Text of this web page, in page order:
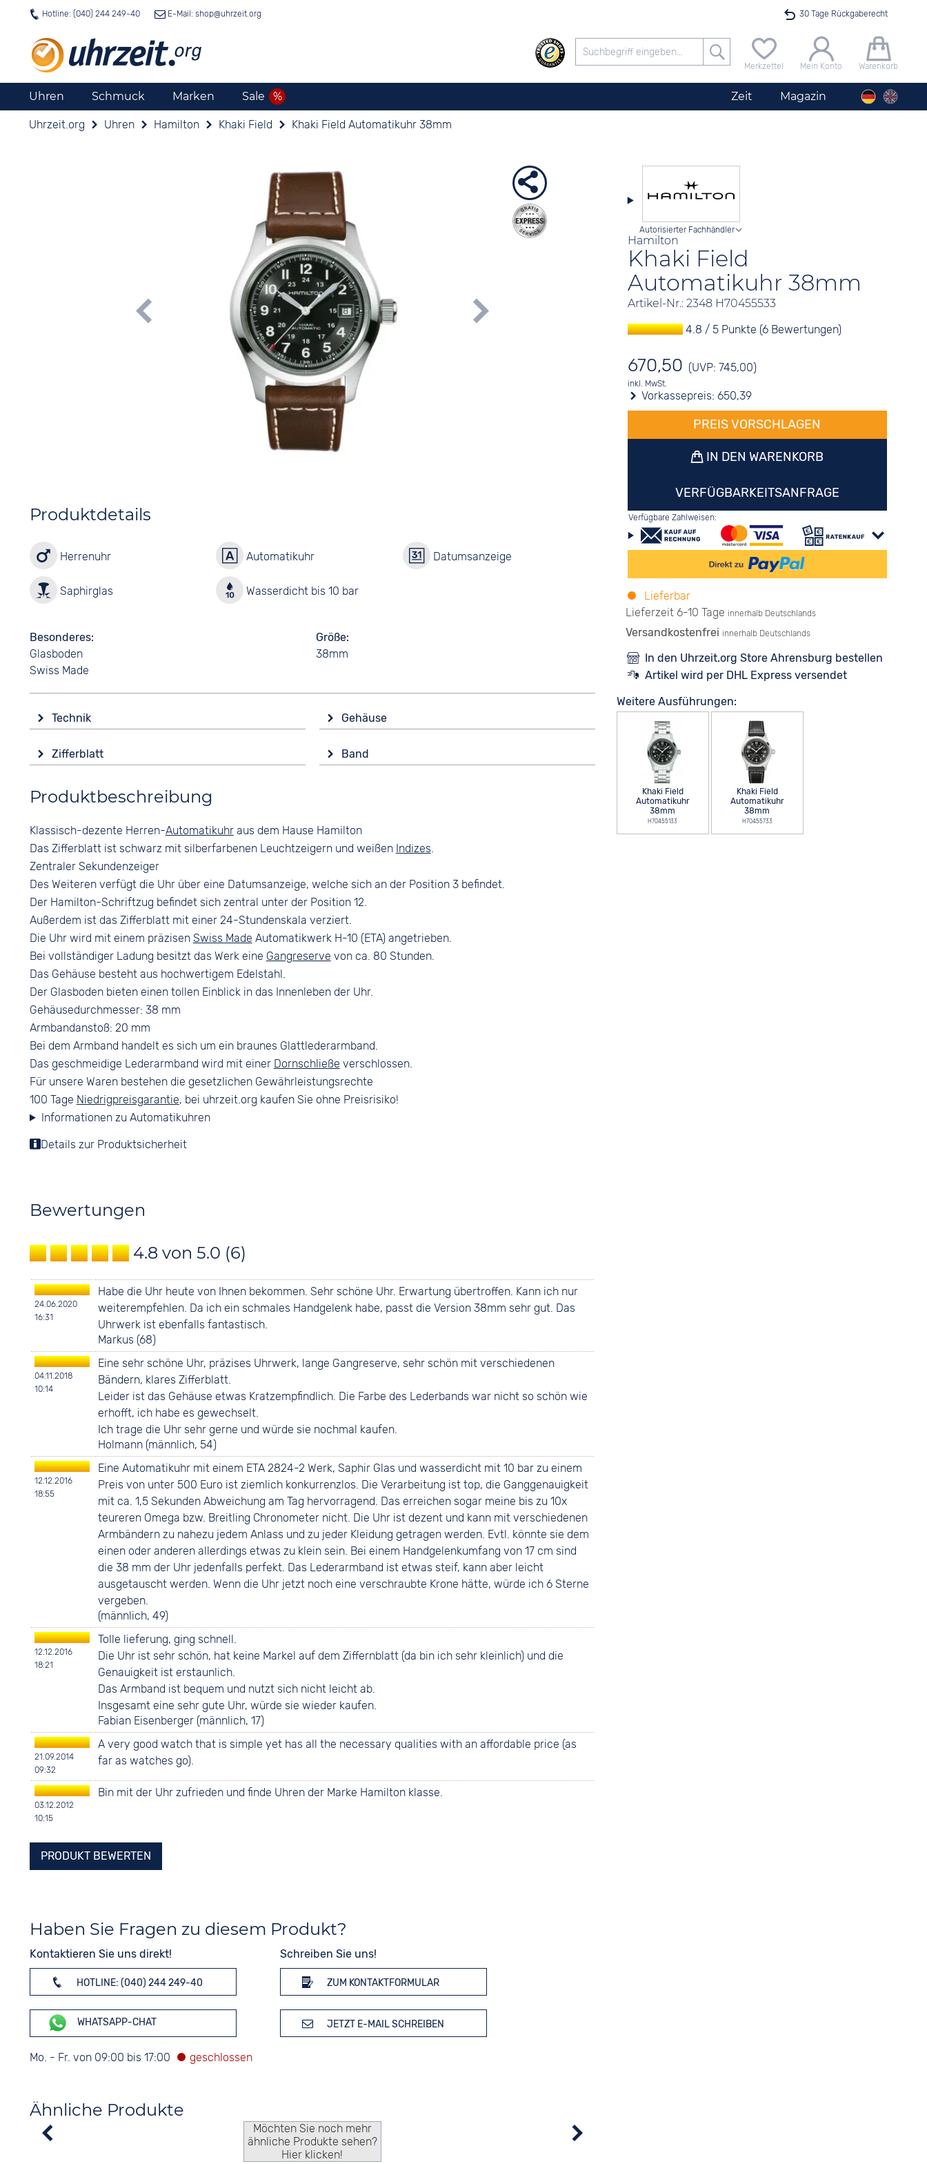
Hotline: (040) 244 249-40 E-Mail: shop@uhrzeit.org 30 Tage Rückgaberecht
Versandkostenfrei ab 40 €
24h Expresslieferung
100 Tage Niedrigpreisgarantie
Merkzettel Mein Konto Warenkorb
Uhren Schmuck Marken Sale Zeit Magazin
Uhrzeit.org Uhren Hamilton Khaki Field Khaki Field Automatikuhr 38mm
Hamilton
Khaki Field
Automatikuhr 38mm
Artikel-Nr.: 2348 H70455533
Autorisierter Fachhändler
4.8 / 5 Punkte (6 Bewertungen)
670,50 (UVP: 745,00)
inkl. MwSt.
Vorkassepreis: 650,39
PREIS VORSCHLAGEN
IN DEN WARENKORB
VERFÜGBARKEITSANFRAGE
Verfügbare Zahlweisen:
Lieferbar
Lieferzeit 6-10 Tage innerhalb Deutschlands
Versandkostenfrei innerhalb Deutschlands
In den Uhrzeit.org Store Ahrensburg bestellen
Artikel wird per DHL Express versendet
Weitere Ausführungen:
Khaki Field
Automatikuhr
38mm
H70455133
Khaki Field
Automatikuhr
38mm
H70455733
Produktdetails
Herrenuhr Automatikuhr Datumsanzeige
Saphirglas Wasserdicht bis 10 bar
Besonderes
Glasboden
Swiss Made
Größe
38mm
Technik
Automatik
Datumsanzeige
Wasserdicht
Gehäuse
Saphirglas
Material
Edelstahl
Silber
Zifferblatt
Analog
Schwarz
Ziffern
Arabisch
Band
Glattleder
Dornschließe
Produktbeschreibung
Klassisch-dezente Herren-Automatikuhraus dem Hause Hamilton
Das Zifferblatt ist schwarz mit silberfarbenen Leuchtzeigern und weißen Indizes.
Zentraler Sekundenzeiger
Des Weiteren verfügt die Uhr über eine Datumsanzeige, welche sich an der Position 3 befindet.
Der Hamilton-Schriftzug befindet sich zentral unter der Position 12.
Außerdem ist das Zifferblatt mit einer 24-Stundenskala verziert.
Die Uhr wird mit einem präzisen Swiss Made Automatikwerk H-10 (ETA) angetrieben.
Bei vollständiger Ladung besitzt das Werk eine Gangreserve von ca. 80 Stunden.
Das Gehäuse besteht aus hochwertigem Edelstahl.
Der Glasboden bieten einen tollen Einblick in das Innenleben der Uhr.
Gehäusedurchmesser: 38 mm
Armbandanstoß: 20 mm
Bei dem Armband handelt es sich um ein braunes Glattlederarmband.
Das geschmeidige Lederarmband wird mit einer Dornschließe verschlossen.
Für unsere Waren bestehen die gesetzlichen Gewährleistungsrechte
100 Tage Niedrigpreisgarantie, bei uhrzeit.org kaufen Sie ohne Preisrisiko!
Informationen zu Automatikuhren
Details zur Produktsicherheit
Bewertungen
4.8 von 5.0 (6)
24.06.2020
16:31
Habe die Uhr heute von Ihnen bekommen. Sehr schöne Uhr. Erwartung übertroffen. Kann ich nur
weiterempfehlen. Da ich ein schmales Handgelenk habe, passt die Version 38mm sehr gut. Das
Uhrwerk ist ebenfalls fantastisch.
Markus (68)
04.11.2018
10:14
Eine sehr schöne Uhr, präzises Uhrwerk, lange Gangreserve, sehr schön mit verschiedenen
Bändern, klares Zifferblatt.
Leider ist das Gehäuse etwas Kratzempfindlich. Die Farbe des Lederbands war nicht so schön wie
erhofft, ich habe es gewechselt.
Ich trage die Uhr sehr gerne und würde sie nochmal kaufen.
Holmann (männlich, 54)
12.12.2016
18:55
Eine Automatikuhr mit einem ETA 2824-2 Werk, Saphir Glas und wasserdicht mit 10 bar zu einem
Preis von unter 500 Euro ist ziemlich konkurrenzlos. Die Verarbeitung ist top, die Ganggenauigkeit
mit ca. 1,5 Sekunden Abweichung am Tag hervorragend. Das erreichen sogar meine bis zu 10x
teureren Omega bzw. Breitling Chronometer nicht. Die Uhr ist dezent und kann mit verschiedenen
Armbändern zu nahezu jedem Anlass und zu jeder Kleidung getragen werden. Evtl. könnte sie dem
einen oder anderen allerdings etwas zu klein sein. Bei einem Handgelenkumfang von 17 cm sind
die 38 mm der Uhr jedenfalls perfekt. Das Lederarmband ist etwas steif, kann aber leicht
ausgetauscht werden. Wenn die Uhr jetzt noch eine verschraubte Krone hätte, würde ich 6 Sterne
vergeben.
(männlich, 49)
12.12.2016
18:21
Tolle lieferung, ging schnell.
Die Uhr ist sehr schön, hat keine Markel auf dem Ziffernblatt (da bin ich sehr kleinlich) und die
Genauigkeit ist erstaunlich.
Das Armband ist bequem und nutzt sich nicht leicht ab.
Insgesamt eine sehr gute Uhr, würde sie wieder kaufen.
Fabian Eisenberger (männlich, 17)
21.09.2014
09:32
A very good watch that is simple yet has all the necessary qualities with an affordable price (as
far as watches go).
03.12.2012
10:15
Bin mit der Uhr zufrieden und finde Uhren der Marke Hamilton klasse.
PRODUKT BEWERTEN
Haben Sie Fragen zu diesem Produkt?
Kontaktieren Sie uns direkt!
HOTLINE: (040) 244 249-40
WHATSAPP-CHAT
Mo. - Fr. von 09:00 bis 17:00
Schreiben Sie uns!
ZUM KONTAKTFORMULAR
JETZT E-MAIL SCHREIBEN
Ähnliche Produkte
Möchten Sie noch mehr
ähnliche Produkte sehen?
Hier klicken!